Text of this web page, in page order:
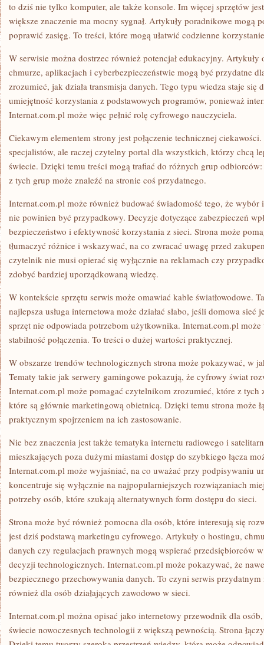
to dziś nie tylko komputer, ale także konsole. Im więcej sprzętów
większe znaczenie ma mocny sygnał. Artykuły poradnikowe mogą
poprawić zasięg. To treści, które mogą ułatwić codzienne
W serwisie można dostrzec również potencjał edukacyjny. Artykuły
chmurze, aplikacjach i cyberbezpieczeństwie mogą być przydatne
zrozumieć, jak działa transmisja danych. Tego typu wiedza staje się
umiejętność korzystania z podstawowych programów, ponieważ
Internat.com.pl może więc pełnić rolę cyfrowego nauczyciela.
Ciekawym elementem strony jest połączenie technicznej
specjalistów, ale raczej czytelny portal dla wszystkich, którzy chcą
świecie. Dzięki temu treści mogą trafiać do różnych grup
z tych grup może znaleźć na stronie coś przydatnego.
Internat.com.pl może również budować świadomość tego, że wybór
nie powinien być przypadkowy. Decyzje dotyczące zabezpieczeń
bezpieczeństwo i efektywność korzystania z sieci. Strona może
tłumaczyć różnice i wskazywać, na co zwracać uwagę przed
czytelnik nie musi opierać się wyłącznie na reklamach czy
zdobyć bardziej uporządkowaną wiedzę.
W kontekście sprzętu serwis może omawiać kable światłowodowe.
najlepsza usługa internetowa może działać słabo, jeśli domowa sieć
sprzęt nie odpowiada potrzebom użytkownika. Internat.com.pl może
stabilność połączenia. To treści o dużej wartości praktycznej.
W obszarze trendów technologicznych strona może pokazywać, w
Tematy takie jak serwery gamingowe pokazują, że cyfrowy świat
Internat.com.pl może pomagać czytelnikom zrozumieć, które z tych
które są głównie marketingową obietnicą. Dzięki temu strona może
praktycznym spojrzeniem na ich zastosowanie.
Nie bez znaczenia jest także tematyka internetu radiowego i
mieszkających poza dużymi miastami dostęp do szybkiego łącza
Internat.com.pl może wyjaśniać, na co uważać przy podpisywaniu
koncentruje się wyłącznie na najpopularniejszych rozwiązaniach
potrzeby osób, które szukają alternatywnych form dostępu do sieci.
Strona może być również pomocna dla osób, które interesują się
jest dziś podstawą marketingu cyfrowego. Artykuły o hostingu,
danych czy regulacjach prawnych mogą wspierać przedsiębiorców
decyzji technologicznych. Internat.com.pl może pokazywać, że
bezpiecznego przechowywania danych. To czyni serwis
również dla osób działających zawodowo w sieci.
Internat.com.pl można opisać jako internetowy przewodnik dla
świecie nowoczesnych technologii z większą pewnością. Strona